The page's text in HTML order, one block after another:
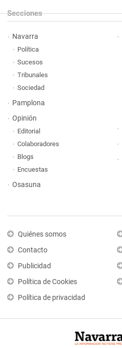
Secciones
Navarra
Política
Sucesos
Tribunales
Sociedad
Pamplona
Opinión
Editorial
Colaboradores
Blogs
Encuestas
Osasuna
Quiénes somos
Contacto
Publicidad
Política de Cookies
Política de privacidad